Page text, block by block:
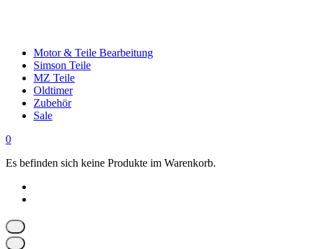
Motor & Teile Bearbeitung
Simson Teile
MZ Teile
Oldtimer
Zubehör
Sale
0
Es befinden sich keine Produkte im Warenkorb.